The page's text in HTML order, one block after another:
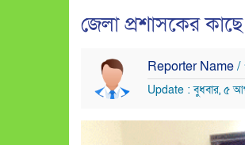
জেলা প্রশাসকের
Reporter Name/
Update : বুধবার, ৫